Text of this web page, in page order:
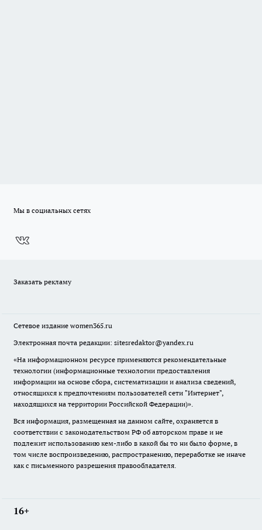
Мы в социальных сетях
Заказать рекламу
Сетевое издание women365.ru
Электронная почта редакции: sitesredaktor@yandex.ru
«На информационном ресурсе применяются рекомендательные
технологии (информационные технологии предоставления
информации на основе сбора, систематизации и анализа сведений,
относящихся к предпочтениям пользователей сети "Интернет",
находящихся на территории Российской Федерации)».
Вся информация, размещенная на данном сайте, охраняется в
соответствии с законодательством РФ об авторском праве и не
подлежит использованию кем-либо в какой бы то ни было форме, в
том числе воспроизведению, распространению, переработке не иначе
как с письменного разрешения правообладателя.
16+